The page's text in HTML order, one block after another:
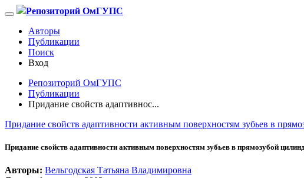
Репозиторий ОмГУПС
Авторы
Публикации
Поиск
Вход
Репозиторий ОмГУПС
Публикации
Придание свойств адаптивнос...
Придание свойств адаптивности активным поверхностям зубьев в
Придание свойств адаптивности активным поверхностям зубьев в прямозубой
Авторы: Вельгодская Татьяна Владимировна